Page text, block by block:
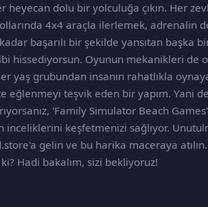
heyecan dolu bir yolculuğa çıkın. Her
4x4 araçla ilerlemek, adrenalin
başarılı bir şekilde yansıtan başka
hissediyorsun. Oyunun mekanikleri de
yaş grubundan insanın rahatlıkla
eğlenmeyi teşvik eden bir yapım. Yani
'Family Simulator Beach
inceliklerini keşfetmenizi sağlıyor.
gelin ve bu harika maceraya atılın.
Hadi bakalım, sizi bekliyoruz!